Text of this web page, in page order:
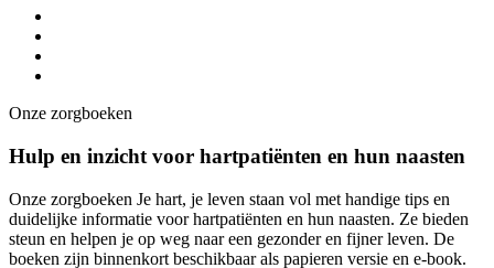
Onze zorgboeken
Hulp en inzicht voor hartpatiënten en hun naasten
Onze zorgboeken Je hart, je leven staan vol met handige tips en
duidelijke informatie voor hartpatiënten en hun naasten. Ze bieden
steun en helpen je op weg naar een gezonder en fijner leven. De
boeken zijn binnenkort beschikbaar als papieren versie en e-book.